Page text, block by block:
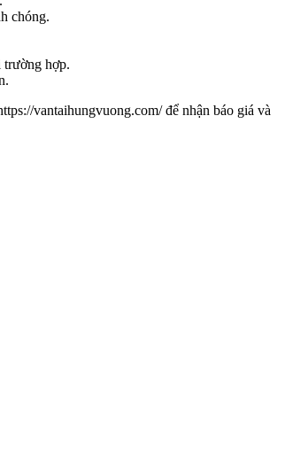
chóng.
trường hợp.
vantaihungvuong.com/ để nhận báo giá và